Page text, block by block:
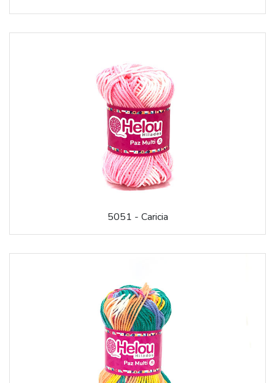
5051 - Caricia